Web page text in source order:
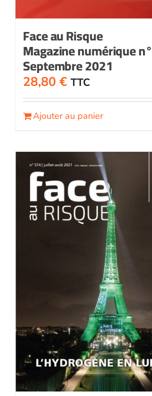
Face au Risque
Magazine numérique
Septembre 2021
28,80 € TTC
Ajouter au panier